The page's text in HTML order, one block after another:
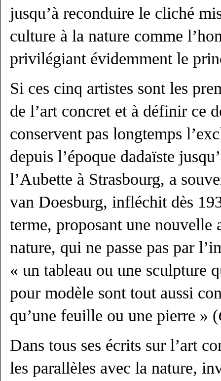
jusqu’à reconduire le cliché
culture à la nature comme
privilégiant évidemment le
Si ces cinq artistes sont les
de l’art concret et à définir ce
conservent pas longtemps
depuis l’époque dadaïste
l’Aubette à Strasbourg, a
van Doesburg, infléchit dès
terme, proposant une nouvelle
nature, qui ne passe pas par
« un tableau ou une sculpture
pour modèle sont tout aussi
qu’une feuille ou une pierre » (
Dans tous ses écrits sur l’art
les parallèles avec la nature,